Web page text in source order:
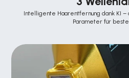
Intelligente Haarentfernung dank KI –
Parameter für